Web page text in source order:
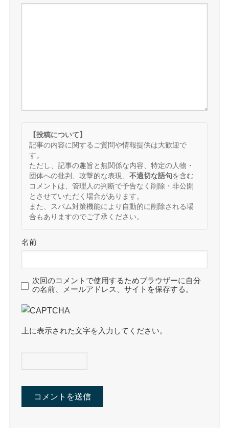
【投稿について】
記事の内容に関するご質問や情報提供は大歓迎で
す。
ただし、記事の趣旨と無関係な内容、特定の人物・
団体への批判、攻撃的な表現、 不適切な語句を含む
コメントは、管理人の判断で予告なく削除・非公開
とさせていただく場合があります。
また、スパム対策機能により自動的に削除される場
合もありますのでご了承ください。
名前
次回のコメントで使用するためブラウザーに自分
の名前、メールアドレス、サイトを保存する。
上に表示された文字を入力してください。